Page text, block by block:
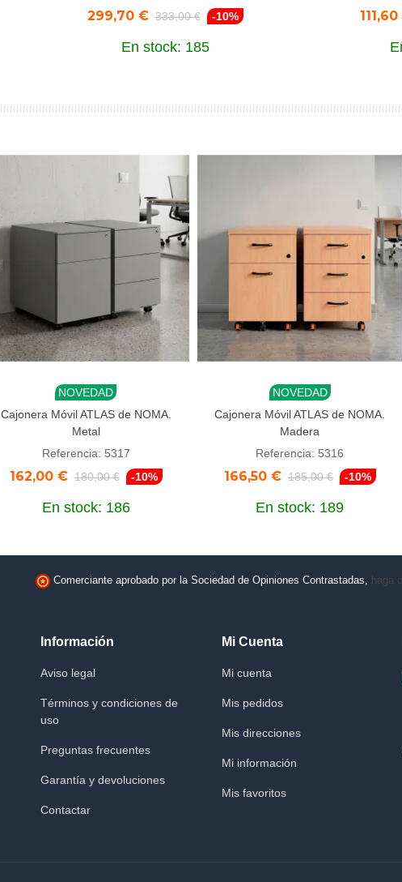
299,70 € 333,00 € -10%
En stock: 185
Añadir al carrito
NOVEDAD
Cajonera Móvil ATLAS de NOMA.
Metal
Referencia: 5317
162,00 € 180,00 € -10%
En stock: 186
Añadir al carrito
NOVEDAD
Cajonera Móvil ATLAS de NOMA.
Madera
Referencia: 5316
166,50 € 185,00 € -10%
En stock: 189
Comerciante aprobado por la Sociedad de Opiniones Contrastadas, haga
Información
Aviso legal
Términos y condiciones de
uso
Preguntas frecuentes
Garantía y devoluciones
Contactar
Mi Cuenta
Mi cuenta
Mis pedidos
Mis direcciones
Mi información
Mis favoritos